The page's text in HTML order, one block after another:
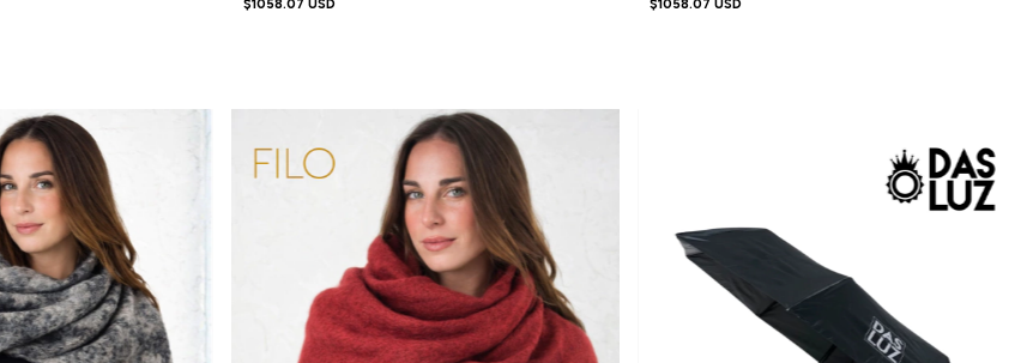
$1058.07 USD $1058.07 USD